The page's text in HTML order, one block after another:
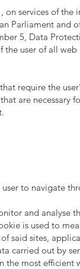
on services of
Parliament
5, Data
user of all
require the
are
to navigate
and analyse
is used to
said sites,
carried out by
most